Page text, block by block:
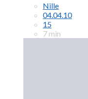
Nille
04.04.10
15
7 min